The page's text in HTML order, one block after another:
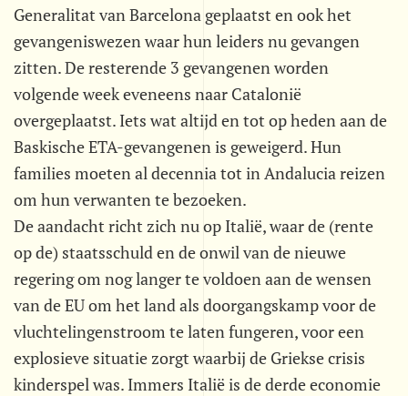
Generalitat van Barcelona geplaatst en ook het
gevangeniswezen waar hun leiders nu gevangen
zitten. De resterende 3 gevangenen worden
volgende week eveneens naar Catalonië
overgeplaatst. Iets wat altijd en tot op heden aan de
Baskische ETA-gevangenen is geweigerd. Hun
families moeten al decennia tot in Andalucia reizen
om hun verwanten te bezoeken.
De aandacht richt zich nu op Italië, waar de (rente
op de) staatsschuld en de onwil van de nieuwe
regering om nog langer te voldoen aan de wensen
van de EU om het land als doorgangskamp voor de
vluchtelingenstroom te laten fungeren, voor een
explosieve situatie zorgt waarbij de Griekse crisis
kinderspel was. Immers Italië is de derde economie